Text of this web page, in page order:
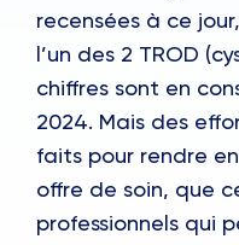
recensées à ce
l’un des 2 TROD
chiffres sont en
2024. Mais des
faits pour rendre
offre de soin, que
professionnels qui